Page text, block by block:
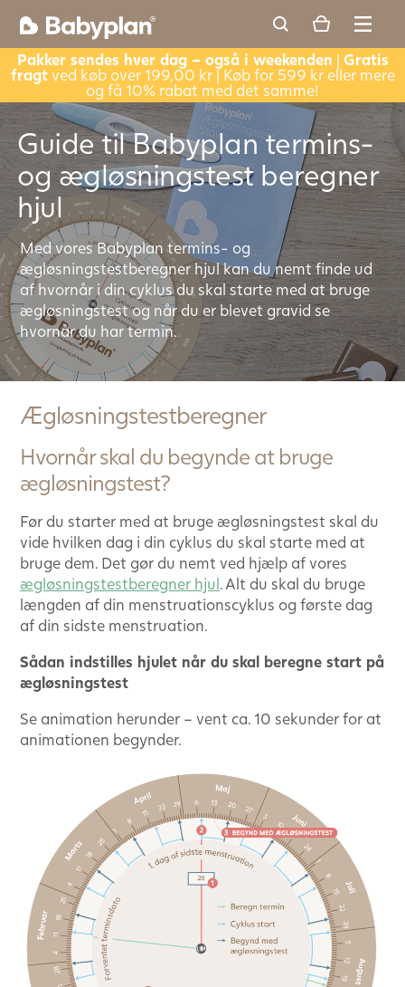
Pakker sendes hver dag – også i weekenden | Gratis
fragtved køb over 199,00 kr | Køb for 599 kr eller mere
og få 10% rabat med det samme!
Guide til Babyplan termins-
og ægløsningstest beregner
hjul
Med vores Babyplan termins- og
ægløsningstestberegner hjul kan du nemt finde ud
af hvornår i din cyklus du skal starte med at bruge
ægløsningstest og når du er blevet gravid se
hvornår du har termin.
Ægløsningstestberegner
Hvornår skal du begynde at bruge
ægløsningstest?
Før du starter med at bruge ægløsningstest skal du
vide hvilken dag i din cyklus du skal starte med at
bruge dem. Det gør du nemt ved hjælp af vores
ægløsningstestberegner hjul. Alt du skal du bruge
længden af din menstruationscyklus og første dag
af din sidste menstruation.
Sådan indstilles hjulet når du skal beregne start på
ægløsningstest
Se animation herunder – vent ca. 10 sekunder for at
animationen begynder.